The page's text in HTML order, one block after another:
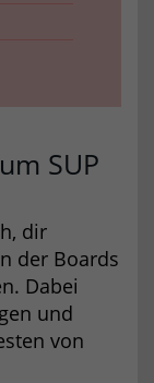
SUP
dir
der Boards
Dabei
und
von